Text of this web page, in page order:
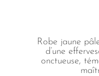
Robe jaune
d’une
onctueuse,